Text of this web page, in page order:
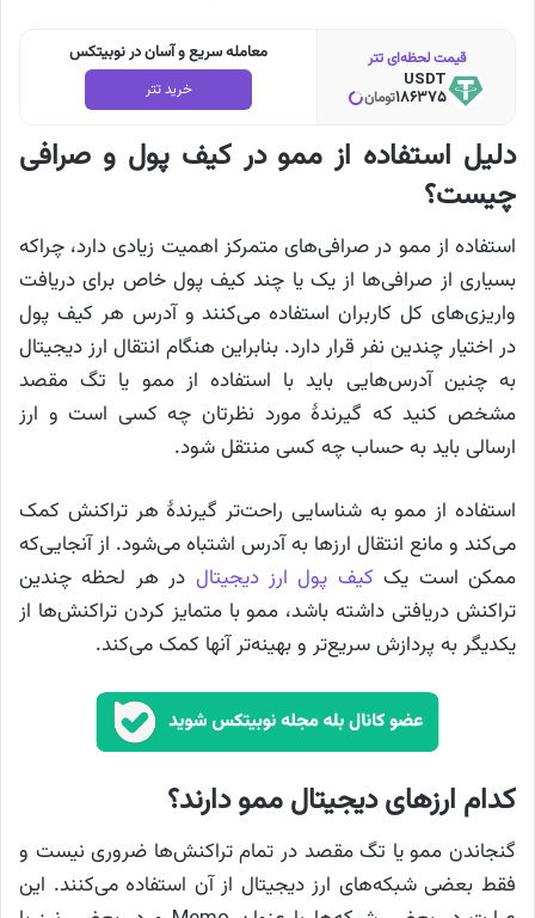
معامله سریع و آسان در نوبیتکس
خرید تتر
قیمت لحظه‌ای تتر
USDT
186375تومان
دلیل استفاده از ممو در کیف پول و صرافی
چیست؟
استفاده از ممو در صرافی‌های متمرکز اهمیت زیادی دارد، چراکه
بسیاری از صرافی‌ها از یک یا چند کیف پول خاص برای دریافت
واریزی‌های کل کاربران استفاده می‌کنند و آدرس هر کیف پول
در اختیار چندین نفر قرار دارد. بنابراین هنگام انتقال ارز دیجیتال
به چنین آدرس‌هایی باید با استفاده از ممو یا تگ مقصد
مشخص کنید که گیرندهٔ مورد نظرتان چه کسی است و ارز
ارسالی باید به حساب چه کسی منتقل شود.
استفاده از ممو به شناسایی راحت‌تر گیرندهٔ هر تراکنش کمک
می‌کند و مانع انتقال ارزها به آدرس اشتباه می‌شود. از آنجایی‌که
ممکن است یک کیف پول ارز دیجیتال در هر لحظه چندین
تراکنش دریافتی داشته باشد، ممو با متمایز کردن تراکنش‌ها از
یکدیگر به پردازش سریع‌تر و بهینه‌تر آنها کمک می‌کند.
کدام ارزهای دیجیتال ممو دارند؟
گنجاندن ممو یا تگ مقصد در تمام تراکنش‌ها ضروری نیست و
فقط بعضی شبکه‌های ارز دیجیتال از آن استفاده می‌کنند. این